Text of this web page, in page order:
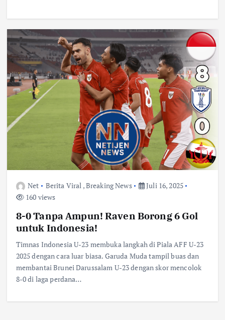
Net Berita Viral ,Breaking News
Juli 16, 2025
160 views
8-0 Tanpa Ampun! Raven Borong 6 Gol
untuk Indonesia!
Timnas Indonesia U-23 membuka langkah di Piala AFF U-23
2025 dengan cara luar biasa. Garuda Muda tampil buas dan
membantai Brunei Darussalam U-23 dengan skor mencolok
8-0 di laga perdana…